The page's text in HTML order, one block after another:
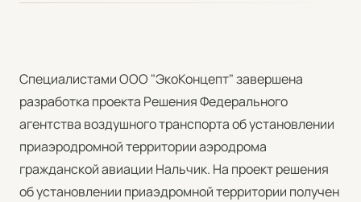
Специалистами ООО "ЭкоКонцепт" завершена
разработка проекта Решения Федерального
агентства воздушного транспорта об установлении
приаэродромной территории аэродрома
гражданской авиации Нальчик. На проект решения
об установлении приаэдромной территории получен